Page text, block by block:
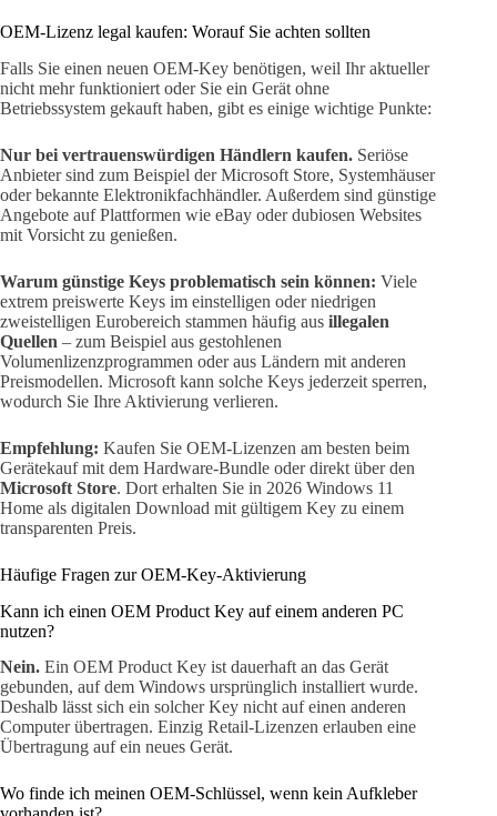
OEM-Lizenz legal kaufen: Worauf Sie achten sollten
Falls Sie einen neuen OEM-Key benötigen, weil Ihr aktueller
nicht mehr funktioniert oder Sie ein Gerät ohne
Betriebssystem gekauft haben, gibt es einige wichtige Punkte:
Nur bei vertrauenswürdigen Händlern kaufen. Seriöse
Anbieter sind zum Beispiel der Microsoft Store, Systemhäuser
oder bekannte Elektronikfachhändler. Außerdem sind günstige
Angebote auf Plattformen wie eBay oder dubiosen Websites
mit Vorsicht zu genießen.
Warum günstige Keys problematisch sein können: Viele
extrem preiswerte Keys im einstelligen oder niedrigen
zweistelligen Eurobereich stammen häufig aus illegalen
Quellen – zum Beispiel aus gestohlenen
Volumenlizenzprogrammen oder aus Ländern mit anderen
Preismodellen. Microsoft kann solche Keys jederzeit sperren,
wodurch Sie Ihre Aktivierung verlieren.
Empfehlung: Kaufen Sie OEM-Lizenzen am besten beim
Gerätekauf mit dem Hardware-Bundle oder direkt über den
Microsoft Store. Dort erhalten Sie in 2026 Windows 11
Home als digitalen Download mit gültigem Key zu einem
transparenten Preis.
Häufige Fragen zur OEM-Key-Aktivierung
Kann ich einen OEM Product Key auf einem anderen PC
nutzen?
Nein. Ein OEM Product Key ist dauerhaft an das Gerät
gebunden, auf dem Windows ursprünglich installiert wurde.
Deshalb lässt sich ein solcher Key nicht auf einen anderen
Computer übertragen. Einzig Retail-Lizenzen erlauben eine
Übertragung auf ein neues Gerät.
Wo finde ich meinen OEM-Schlüssel, wenn kein Aufkleber